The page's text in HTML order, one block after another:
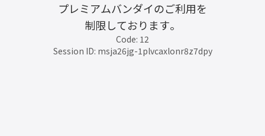
プレミアムバンダイのご利用を
制限しております。
Code: 12
Session ID: msja26jg-1plvcaxlonr8z7dpy